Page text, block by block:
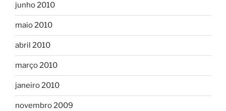
junho 2010
maio 2010
abril 2010
março 2010
janeiro 2010
novembro 2009